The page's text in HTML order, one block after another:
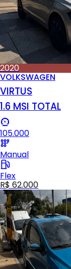
2020
VOLKSWAGEN
VIRTUS
1.6 MSI TOTAL
105.000
Manual
Flex
R$ 62.000